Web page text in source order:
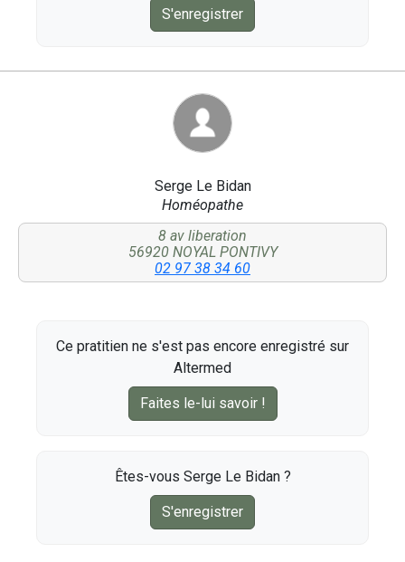
S'enregistrer
Serge Le Bidan
Homéopathe
8 av liberation
56920 NOYAL PONTIVY
02 97 38 34 60
Ce pratitien ne s'est pas encore enregistré sur
Altermed
Faites le-lui savoir !
Êtes-vous Serge Le Bidan ?
S'enregistrer